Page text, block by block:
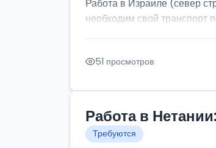
Работа в Израиле (север
необходим свой
51 просмотров
Работа в
Требуются